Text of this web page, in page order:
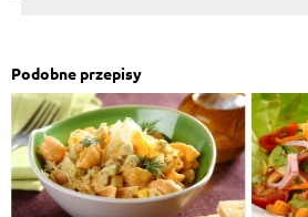
Podobne przepisy